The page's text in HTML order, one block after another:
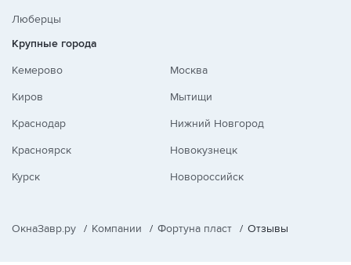
Люберцы
Крупные города
Кемерово
Киров
Краснодар
Красноярск
Курск
Москва
Мытищи
Нижний Новгород
Новокузнецк
Новороссийск
ОкнаЗавр.ру / Компании / Фортуна пласт / Отзывы